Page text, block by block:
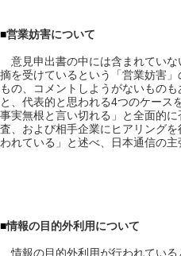
■営業妨害について
意見申出書の中には含まれてい
摘を受けているという「営業妨害
もの、コメントしようがないもの
と、代表的と思われる4つのケース
事実無根と言い切れる」と全面的
査、および相手企業にヒアリング
われている」と述べ、日本通信の主
■情報の目的外利用について
情報の目的外利用が行われている